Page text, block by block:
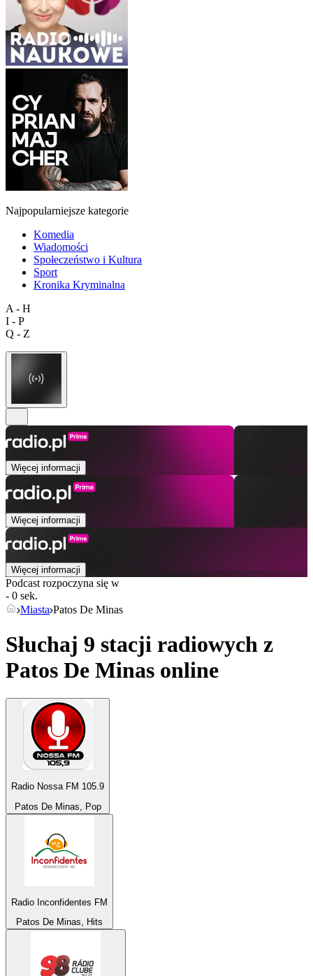
Najpopularniejsze kategorie
Komedia
Wiadomości
Społeczeństwo i Kultura
Sport
Kronika Kryminalna
A - H
I - P
Q - Z
Więcej informacji
Więcej informacji
Więcej informacji
Podcast rozpoczyna się w
- 0 sek.
Miasta Patos De Minas
Słuchaj 9 stacji radiowych z
Patos De Minas online
Radio Nossa FM 105.9
Patos De Minas, Pop
Radio Inconfidentes FM
Patos De Minas, Hits